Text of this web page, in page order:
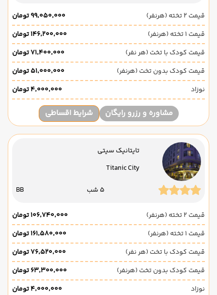
قیمت 2 تخته (هرنفر)
۹۹٬۰۵۰٬۰۰۰ تومان
قیمت 1 تخته (هرنفر)
۱۴۶٬۲۰۰٬۰۰۰ تومان
قیمت کودک با تخت (هر نفر)
۷۱٬۴۰۰٬۰۰۰ تومان
قیمت کودک بدون تخت (هرنفر)
۵۱٬۰۰۰٬۰۰۰ تومان
نوزاد
۴٬۰۰۰٬۰۰۰ تومان
مشاوره و رزرو رایگان شرایط اقساطی
تایتانیک سیتی
Titanic City
5 شب BB
قیمت 2 تخته (هرنفر)
۱۰۶٬۷۴۰٬۰۰۰ تومان
قیمت 1 تخته (هرنفر)
۱۶۱٬۵۸۰٬۰۰۰ تومان
قیمت کودک با تخت (هر نفر)
۷۶٬۵۲۰٬۰۰۰ تومان
قیمت کودک بدون تخت (هرنفر)
۶۳٬۳۰۰٬۰۰۰ تومان
نوزاد
۴٬۰۰۰٬۰۰۰ تومان